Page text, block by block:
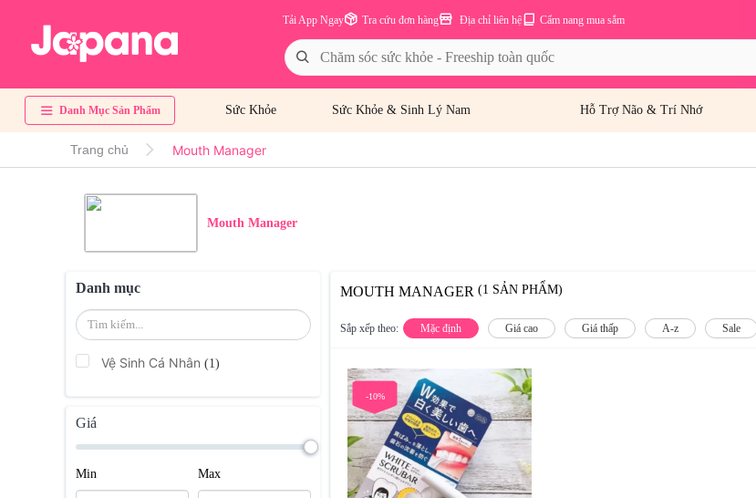
Cẩm nang mua sắm
Địa chỉ liên hệ
Tra cứu đơn hàng
Tải App Ngay
Danh Mục Sản Phẩm Sức Khỏe Sức Khỏe & Sinh Lý Nam Hỗ Trợ Não & Trí Nhớ
Trang chủ Mouth Manager
Mouth Manager
Danh mục
Vệ Sinh Cá Nhân (1)
Giá
Min Max
MOUTH MANAGER (1 SẢN PHẨM)
Sắp xếp theo: Mặc định Giá cao Giá thấp A-z Sale
-10%